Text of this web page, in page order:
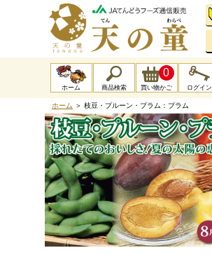
ホーム 商品検索 買い物かご
0
ログイン
ホーム ＞ 枝豆・プルーン・プラム：プラム